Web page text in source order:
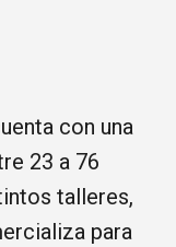
con una
23 a 76
talleres,
para